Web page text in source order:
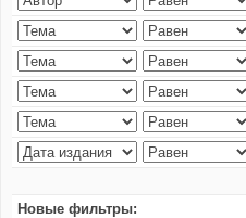
Новые фильтры: